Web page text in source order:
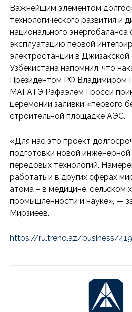
​Важнейшим элементом
технологического развития и
национального энергобаланса
эксплуатацию первой
электростанции в
Узбекистана напомнил, что
Президентом РФ Владимиром
МАГАТЭ Рафаэлем Гросси
церемонии заливки «первого
строительной площадке АЭС.
​«Для нас это проект
подготовки новой
передовых технологий.
работать и в других сферах
атома – в медицине, сельском
промышленности и науке», —
Мирзиёев.
https://ru.trend.az/business/